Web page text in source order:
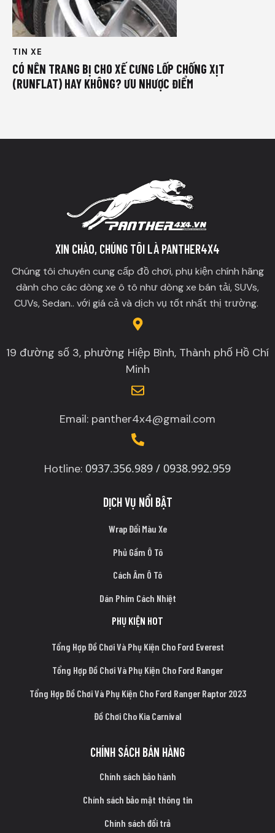
TIN XE
CÓ NÊN TRANG BỊ CHO XẾ CƯNG LỐP CHỐNG XỊT
(RUNFLAT) HAY KHÔNG? ƯU NHƯỢC ĐIỂM
XIN CHÀO, CHÚNG TÔI LÀ PANTHER4X4
Chúng tôi chuyên cung cấp đồ chơi, phụ kiện chính hãng
dành cho các dòng xe ô tô như dòng xe bán tải, SUVs,
CUVs, Sedan.. với giá cả và dịch vụ tốt nhất thị trường.
19 đường số 3, phường Hiệp Bình, Thành phố Hồ Chí
Minh
Email: panther4x4@gmail.com
Hotline: 0937.356.989 / 0938.992.959
DỊCH VỤ NỔI BẬT
Wrap Đổi Màu Xe
Phủ Gầm Ô Tô
Cách Âm Ô Tô
Dán Phim Cách Nhiệt
PHỤ KIỆN HOT
Tổng Hợp Đồ Chơi Và Phụ Kiện Cho Ford Everest
Tổng Hợp Đồ Chơi Và Phụ Kiện Cho Ford Ranger
Tổng Hợp Đồ Chơi Và Phụ Kiện Cho Ford Ranger Raptor 2023
Đồ Chơi Cho Kia Carnival
CHÍNH SÁCH BÁN HÀNG
Chính sách bảo hành
Chính sách bảo mật thông tin
Chính sách đổi trả